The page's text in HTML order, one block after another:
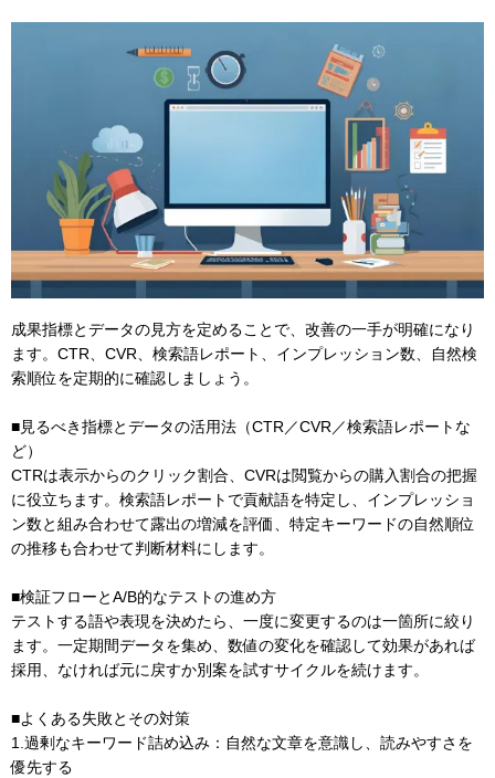
成果指標とデータの見方を定めることで、改善の一手が明確になり
ます。CTR、CVR、検索語レポート、インプレッション数、自然検
索順位を定期的に確認しましょう。
■見るべき指標とデータの活用法（CTR／CVR／検索語レポートな
ど）
CTRは表示からのクリック割合、CVRは閲覧からの購入割合の把握
に役立ちます。検索語レポートで貢献語を特定し、インプレッショ
ン数と組み合わせて露出の増減を評価、特定キーワードの自然順位
の推移も合わせて判断材料にします。
■検証フローとA/B的なテストの進め方
テストする語や表現を決めたら、一度に変更するのは一箇所に絞り
ます。一定期間データを集め、数値の変化を確認して効果があれば
採用、なければ元に戻すか別案を試すサイクルを続けます。
■よくある失敗とその対策
1.過剰なキーワード詰め込み：自然な文章を意識し、読みやすさを
優先する